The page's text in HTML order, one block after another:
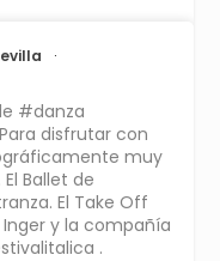
·
#danza
disfrutar con
muy
Ballet de
El Take Off
y la compañía
.